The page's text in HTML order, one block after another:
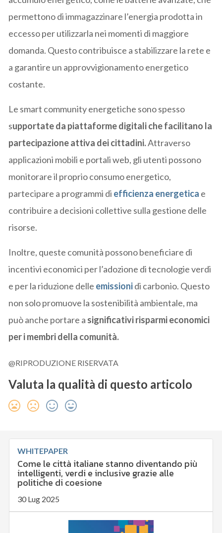
permettono di immagazzinare l’energia prodotta in
eccesso per utilizzarla nei momenti di maggiore
domanda. Questo contribuisce a stabilizzare la rete e
a garantire un approvvigionamento energetico
costante.
Le smart community energetiche sono spesso
supportate da piattaforme digitali che facilitano la
partecipazione attiva dei cittadini.Attraverso
applicazioni mobili e portali web, gli utenti possono
monitorare il proprio consumo energetico,
partecipare a programmi di efficienza energetica e
contribuire a decisioni collettive sulla gestione delle
risorse.
Inoltre, queste comunità possono beneficiare di
incentivi economici per l’adozione di tecnologie verdi
e per la riduzione delle emissionidi carbonio. Questo
non solo promuove la sostenibilità ambientale, ma
può anche portare a significativi risparmi economici
per i membri della comunità.
@RIPRODUZIONE RISERVATA
Valuta la qualità di questo articolo
WHITEPAPER
Come le città italiane stanno diventando più
intelligenti, verdi e inclusive grazie alle
politiche di coesione
30 Lug 2025